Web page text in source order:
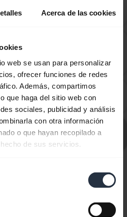
Acerca de las cookies
web se usan para personalizar
ofrecer funciones de redes
Además, compartimos
que haga del sitio web con
sociales, publicidad y análisis
con otra información
o que hayan recopilado a
de sus servicios.
para Windows?
Virtual Office Desktop
Jabra para que
Circuit de Unify?
frecuentes para Jabra
USB-C/A, UC Mono